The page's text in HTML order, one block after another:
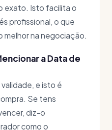
exato. Isto facilita o
profissional, o que
melhor na negociação.
a Data de
e isto é
Se tens
diz-o
como o